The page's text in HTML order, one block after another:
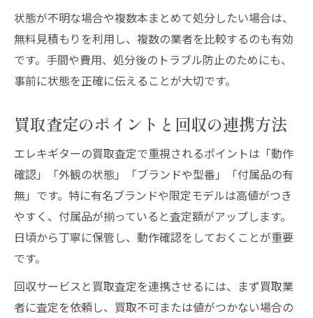
状態が不明な場合や複数本まとめて処分したい場合は、
無料見積もりを利用し、複数の業者を比較するのも有効
です。手間や費用、処分後のトラブル防止のためにも、
事前に状態を正確に伝えることが大切です。
買取査定のポイントと回収の連携方法
エレキギターの買取査定で重視されるポイントは「動作
確認」「外観の状態」「ブランドや型番」「付属品の有
無」です。特に有名ブランドや限定モデルは高値がつき
やすく、付属品が揃っていると査定額がアップします。
日頃から丁寧に保管し、動作確認をしておくことが重要
です。
回収サービスと買取査定を連携させるには、まず買取業
者に査定を依頼し、買取不可または値がつかない場合の